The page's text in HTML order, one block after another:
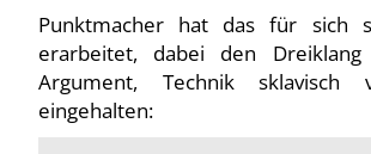
Punktmacher hat das für sich
erarbeitet, dabei den
Argument, Technik sklavisch
eingehalten: